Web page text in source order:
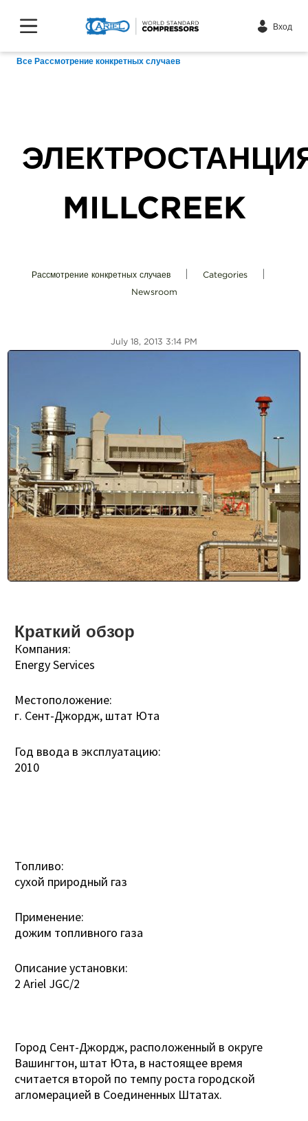
Вход
Все Рассмотрение конкретных случаев
MILLCREEK
Рассмотрение конкретных случаев | Categories |
Newsroom
July 18, 2013 3:14 PM
Краткий обзор
Компания:
Energy Services
Местоположение:
г. Сент-Джордж, штат Юта
Год ввода в эксплуатацию:
2010
Топливо:
сухой природный газ
Применение:
дожим топливного газа
Описание установки:
2 Ariel JGC/2
Город Сент-Джордж, расположенный в округе
Вашингтон, штат Юта, в настоящее время
считается второй по темпу роста городской
агломерацией в Соединенных Штатах.